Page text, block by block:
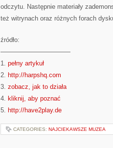
odczytu. Następnie materiały
też witrynach oraz różnych forach
źródło:
———————————
1. pełny artykuł
2. http://harpshq.com
3. zobacz, jak to działa
4. kliknij, aby poznać
5. http://have2play.de
CATEGORIES: NAJCIEKAWSZE MUZEA